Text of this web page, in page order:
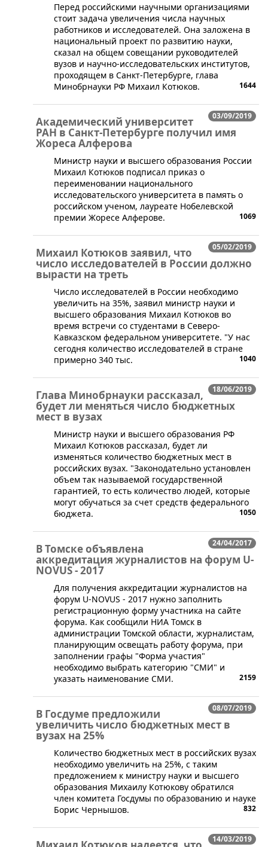
​Перед российскими научными организациями
стоит задача увеличения числа научных
работников и исследователей. Она заложена в
национальный проект по развитию науки,
сказал на общем совещании руководителей
вузов и научно-исследовательских институтов,
проходящем в Санкт-Петербурге, глава
Минобрнауки РФ Михаил Котюков.
1644
03/09/2019
Академический университет
РАН в Санкт-Петербурге получил имя
Жореса Алферова
Министр науки и высшего образования России
Михаил Котюков подписал приказ о
переименовании национального
исследовательского университета в память о
российском ученом, лауреате Нобелевской
премии Жоресе Алферове.
1069
05/02/2019
Михаил Котюков заявил, что
число исследователей в России должно
вырасти на треть
​Число исследователей в России необходимо
увеличить на 35%, заявил министр науки и
высшего образования Михаил Котюков во
время встречи со студентами в Северо-
Кавказском федеральном университете. "У нас
сегодня количество исследователей в стране
примерно 340 тыс.
1040
18/06/2019
Глава Минобрнауки рассказал,
будет ли меняться число бюджетных
мест в вузах
Министр науки и высшего образования РФ
Михаил Котюков рассказал, будет ли
изменяться количество бюджетных мест в
российских вузах. "Законодательно установлен
объем так называемой государственной
гарантией, то есть количество людей, которые
могут обучаться за счет средств федерального
бюджета.
1050
24/04/2017
В Томске объявлена
аккредитация журналистов на форум U-
NOVUS - 2017
​Для получения аккредитации журналистов на
форум U-NOVUS - 2017 нужно заполнить
регистрационную форму участника на сайте
форума. Как сообщили НИА Томск в
администрации Томской области, журналистам,
планирующим освещать работу форума, при
заполнении графы "Форма участия"
необходимо выбрать категорию "СМИ" и
указать наименование СМИ.
2159
08/07/2019
В Госдуме предложили
увеличить число бюджетных мест в
вузах на 25%
Количество бюджетных мест в российских вузах
необходимо увеличить на 25%, с таким
предложением к министру науки и высшего
образования Михаилу Котюкову обратился
член комитета Госдумы по образованию и науке
Борис Чернышов.
832
14/03/2019